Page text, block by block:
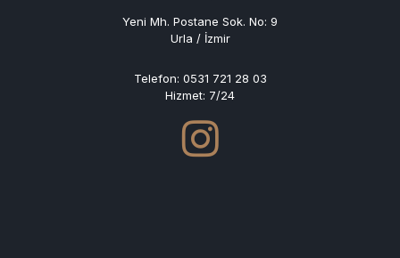
Yeni Mh. Postane Sok. No: 9
Urla / İzmir
Telefon: 0531 721 28 03
Hizmet: 7/24